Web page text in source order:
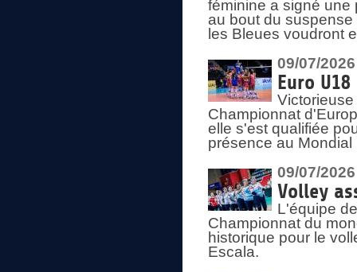
féminine a signé une
au bout du
les Bleues voudront
09/07/2026
Euro
Championnat
elle s'est qualifiée
présence au
09/07/2026
Volley
L'équipe
Championnat du
historique pour le
Escala.